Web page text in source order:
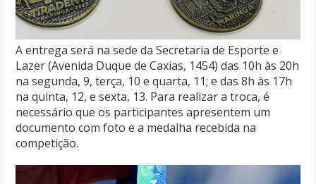
A entrega será na sede da Secretaria de Esporte e
Lazer (Avenida Duque de Caxias, 1454) das 10h às 20h
na segunda, 9, terça, 10 e quarta, 11; e das 8h às 17h
na quinta, 12, e sexta, 13. Para realizar a troca, é
necessário que os participantes apresentem um
documento com foto e a medalha recebida na
competição.